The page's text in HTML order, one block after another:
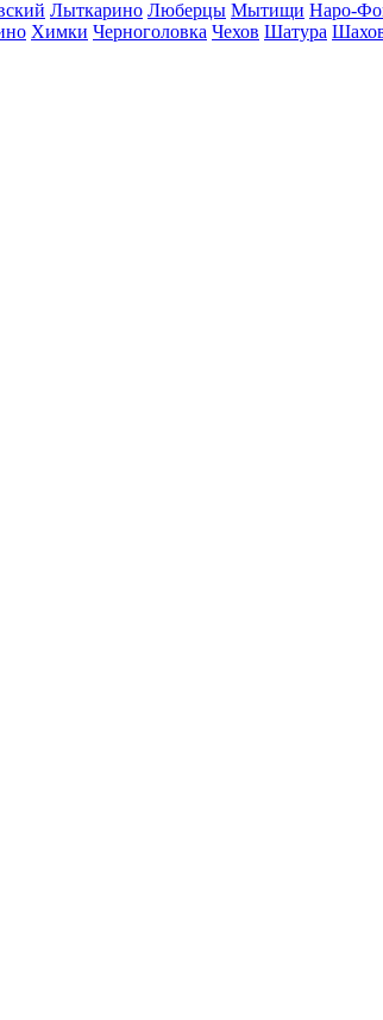
Лыткарино Люберцы Мытищи Наро-
Химки Черноголовка Чехов Шатура